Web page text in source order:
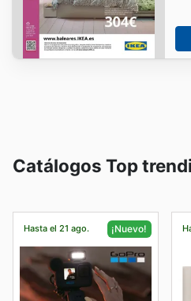
Catálogos Top
Hasta el 21 ago. ¡Nuevo!